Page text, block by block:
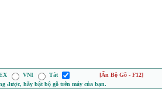
VNI Tắt
[Ẩn Bộ Gõ - F12]
được, hãy bật bộ gõ trên máy của bạn.